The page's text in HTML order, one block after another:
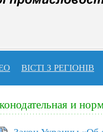
ВІСТІ З РЕГІОНІВ
и